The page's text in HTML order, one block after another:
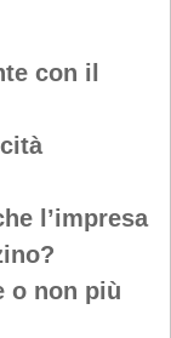
con il
l’impresa
o non più